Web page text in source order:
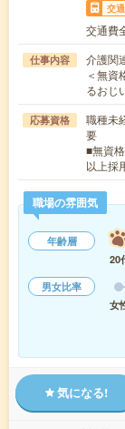
交
交通費
仕事内容
介護関
＜無資
るおじ
応募資格
職種未
要
■無資
以上採
職場の雰囲気
年齢層
20
男女比率
女
気になる!